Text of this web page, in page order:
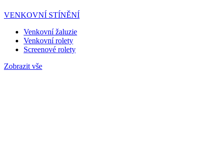
VENKOVNÍ STÍNĚNÍ
Venkovní žaluzie
Venkovní rolety
Screenové rolety
Zobrazit vše